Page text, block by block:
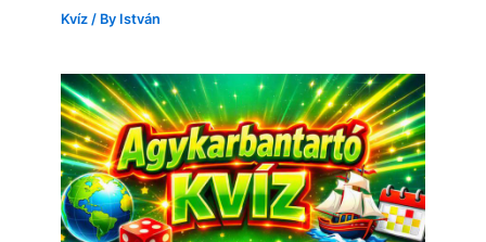
Kvíz / By István